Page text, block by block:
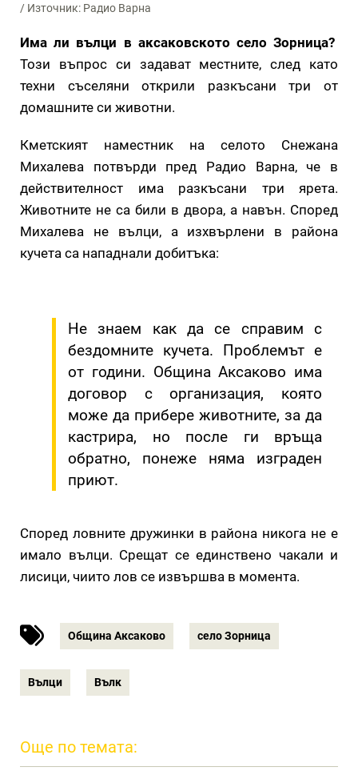
/ Източник: Радио Варна
Има ли вълци в аксаковското село Зорница?
Този въпрос си задават местните, след като
техни съселяни открили разкъсани три от
домашните си животни.
Кметският наместник на селото Снежана
Михалева потвърди пред Радио Варна, че в
действителност има разкъсани три ярета.
Животните не са били в двора, а навън. Според
Михалева не вълци, а изхвърлени в района
кучета са нападнали добитъка:
Не знаем как да се справим с
бездомните кучета. Проблемът е
от години. Община Аксаково има
договор с организация, която
може да прибере животните, за да
кастрира, но после ги връща
обратно, понеже няма изграден
приют.
Според ловните дружинки в района никога не е
имало вълци. Срещат се единствено чакали и
лисици, чиито лов се извършва в момента.
Община Аксаково село Зорница
Вълци Вълк
Още по темата: